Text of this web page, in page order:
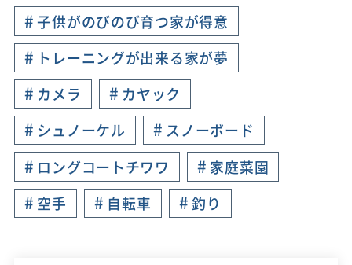
# 子供がのびのび育つ家が得意
# トレーニングが出来る家が夢
# カメラ # カヤック
# シュノーケル # スノーボード
# ロングコートチワワ # 家庭菜園
# 空手 # 自転車 # 釣り